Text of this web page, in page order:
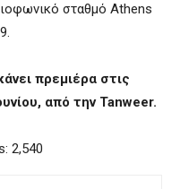
σταθμό Athens
πρεμιέρα στις
από την Tanweer.
2,540